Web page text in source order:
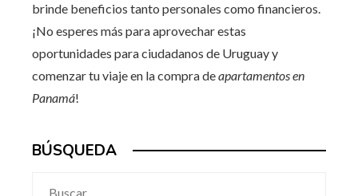
brinde beneficios tanto personales como financieros.
¡No esperes más para aprovechar estas
oportunidades para ciudadanos de Uruguay y
comenzar tu viaje en la compra deapartamentos en
Panamá!
BÚSQUEDA